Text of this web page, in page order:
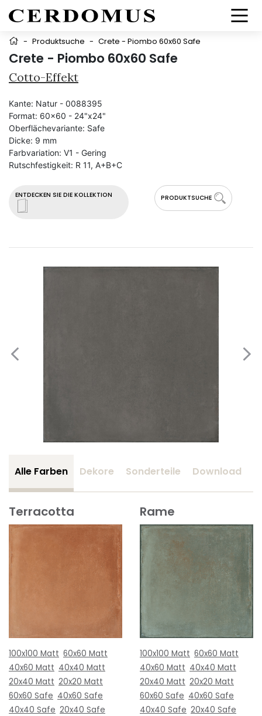
- Produktsuche - Crete - Piombo 60x60 Safe
Crete - Piombo 60x60 Safe
Cotto-Effekt
ENTDECKEN SIE DIE KOLLEKTION PRODUKTSUCHE
Kante: Natur - 0088395
Format: 60x60 - 24"x24"
Oberflächevariante: Safe
Dicke: 9 mm
Farbvariation: V1 - Gering
Rutschfestigkeit: R 11, A+B+C
Alle Farben Dekore Sonderteile Download
Terracotta
100x100 Matt 60x60 Matt
40x60 Matt 40x40 Matt
20x40 Matt 20x20 Matt
60x60 Safe 40x60 Safe
40x40 Safe 20x40 Safe
Rame
100x100 Matt 60x60 Matt
40x60 Matt 40x40 Matt
20x40 Matt 20x20 Matt
60x60 Safe 40x60 Safe
40x40 Safe 20x40 Safe